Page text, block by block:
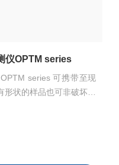
仪OPTM series
可携带至现
状的样品也可非破坏的